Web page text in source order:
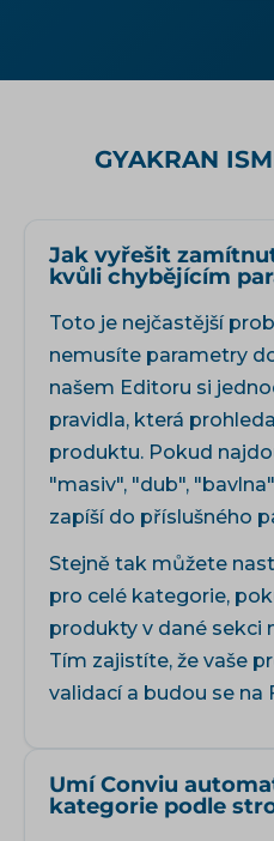
GYAKRAN
Jak vyřešit
kvůli chybějícím
Toto je nejčastější
nemusíte parametry
našem Editoru si
pravidla, která
produktu. Pokud
"masiv", "dub",
zapíší do příslušného
Stejně tak můžete
pro celé kategorie,
produkty v dané sekci
Tím zajistíte, že vaše
validací a budou se na
Umí Conviu
kategorie podle